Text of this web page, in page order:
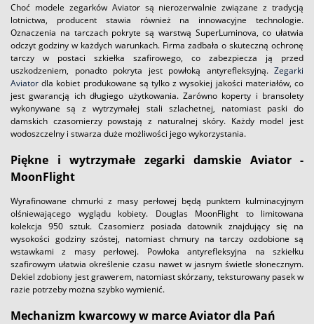
Choć modele zegarków Aviator są nierozerwalnie związane z tradycją
lotnictwa, producent stawia również na innowacyjne technologie.
Oznaczenia na tarczach pokryte są warstwą SuperLuminova, co ułatwia
odczyt godziny w każdych warunkach. Firma zadbała o skuteczną ochronę
tarczy w postaci szkiełka szafirowego, co zabezpiecza ją przed
uszkodzeniem, ponadto pokryta jest powłoką antyrefleksyjną. Zegarki
Aviator dla kobiet produkowane są tylko z wysokiej jakości materiałów, co
jest gwarancją ich długiego użytkowania. Zarówno koperty i bransolety
wykonywane są z wytrzymałej stali szlachetnej, natomiast paski do
damskich czasomierzy powstają z naturalnej skóry. Każdy model jest
wodoszczelny i stwarza duże możliwości jego wykorzystania.
Piękne i wytrzymałe zegarki damskie Aviator -
MoonFlight
Wyrafinowane chmurki z masy perłowej będą punktem kulminacyjnym
olśniewającego wyglądu kobiety. Douglas MoonFlight to limitowana
kolekcja 950 sztuk. Czasomierz posiada datownik znajdujący się na
wysokości godziny szóstej, natomiast chmury na tarczy ozdobione są
wstawkami z masy perłowej. Powłoka antyrefleksyjna na szkiełku
szafirowym ułatwia określenie czasu nawet w jasnym świetle słonecznym.
Dekiel zdobiony jest grawerem, natomiast skórzany, teksturowany pasek w
razie potrzeby można szybko wymienić.
Mechanizm kwarcowy w marce Aviator dla Pań